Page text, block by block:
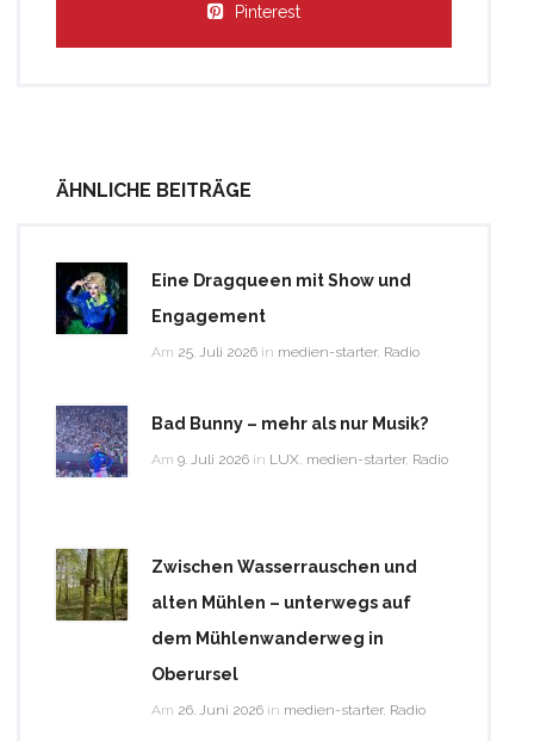
Pinterest
ÄHNLICHE BEITRÄGE
Eine Dragqueen mit Show und
Engagement
Am 25. Juli 2026 in medien-starter, Radio
Bad Bunny – mehr als nur Musik?
Am 9. Juli 2026 in LUX, medien-starter, Radio
Zwischen Wasserrauschen und
alten Mühlen – unterwegs auf
dem Mühlenwanderweg in
Oberursel
Am 26. Juni 2026 in medien-starter, Radio